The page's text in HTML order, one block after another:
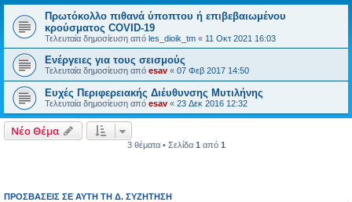
η
Πρωτόκολλο πιθανά ύποπτου ή επιβεβαιωμένου
κρούσματος COVID-19
Τελευταία δημοσίευση από les_dioik_tm « 11 Οκτ 2021 16:03
Ενέργειες για τους σεισμούς
Τελευταία δημοσίευση από esav « 07 Φεβ 2017 14:50
Ευχές Περιφερειακής Διέυθυνσης Μυτιλήνης
Τελευταία δημοσίευση από esav « 23 Δεκ 2016 12:32
Νέο Θέμα
3 θέματα • Σελίδα 1 από 1
ΠΡΟΣΒΆΣΕΙΣ ΣΕ ΑΥΤΉ ΤΗ Δ. ΣΥΖΉΤΗΣΗ